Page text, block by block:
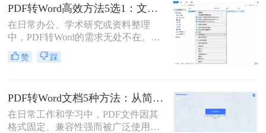
换成word"这一常见需求，本文将为
您详细介绍五种安全、高效且完全免
费的转换方法，帮助您轻松实现格式
转换。
PDF转Word高效方法5选1：文件大小和类型决定用哪个！
在日常办公、学术研究或资料整理
中，PDF转Word的需求无处不在。那
么pdf怎么转换成word呢？本文将系统
解析5种主流方法，涵盖不同场景，
赞 踩
PDF转Word文档5种方法：从简单复制到专业软件的适用范围！
在日常工作和学习中，PDF文件因其
格式固定、兼容性强而被广泛使用。